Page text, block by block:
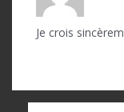
Je crois